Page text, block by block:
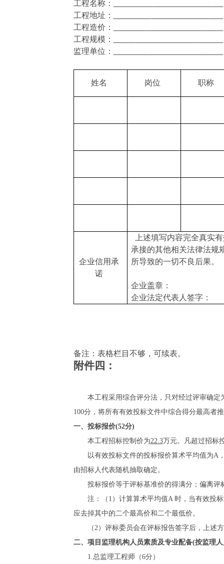
工程名称：
工程地址 ：
工程造价 ：
工程规模 ：
监理单位：
姓名 岗位 职称
企业信用承
诺
上述填写内容完全真实
承接的其他相关法律法规
所导致的一切不良后果。
企业盖章：
企业法定代表人签字：
备注：表格栏目不够，可续表。
附件四：
本工程采用综合评分法， 只对经过评审确定
100分，将所有有效投标文件中综合得分最高者
一、投标报价(52分)
本工程招标控制价为22.3万元。凡超过招标
以有效投标文件的投标报价算术平均值为A
由招标人代表随机抽取确定。
投标报价等于评标基准价的得满分；偏离
注：（ 1）计算算术平均值A 时，当有效投
应去掉其中的二个最高价和二个最低价。
（ 2）评标委员会在评标报告签字后，上述
二、 项目监理机构人员素质及专业配备(按监理
1.总监理工程师（6分）